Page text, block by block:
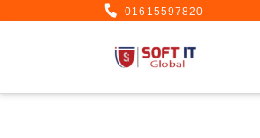
01615597820